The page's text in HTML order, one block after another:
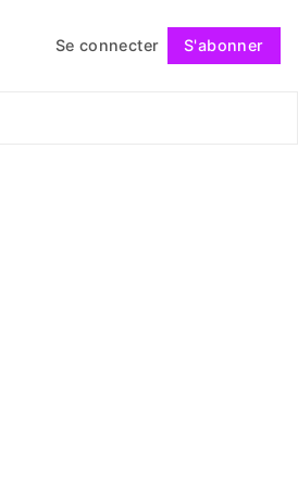
Se connecter S'abonner
Suivre